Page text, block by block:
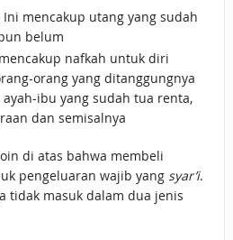
mencakup utang yang sudah
belum
nafkah untuk diri
orang yang ditanggungnya
ibu yang sudah tua renta,
dan semisalnya
di atas bahwa membeli
pengeluaran wajib yang syar’i.
tidak masuk dalam dua jenis